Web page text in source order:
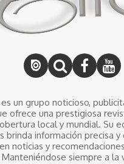
un grupo noticioso,
ofrece una prestigiosa
local y mundial. Su
brinda información precisa y
noticias y
siempre a la